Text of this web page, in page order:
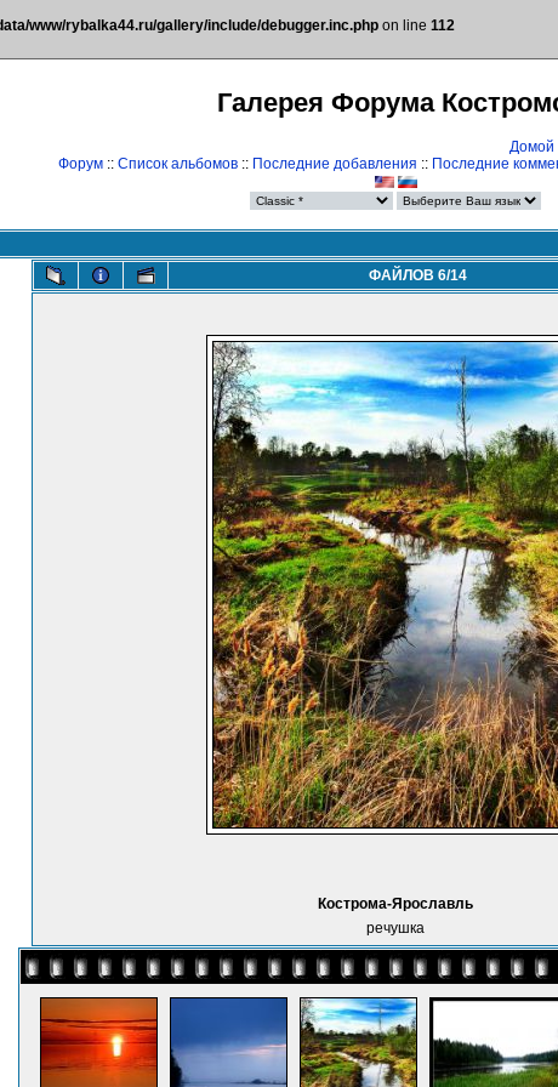
www/rybalka44.ru/gallery/include/debugger.inc.php on line 112
Галерея Форума
Домой
Форум:: Список альбомов:: Последние добавления :: Последние
ФАЙЛОВ 6/14
Кострома-Ярославль
речушка